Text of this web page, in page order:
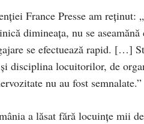
France Presse am reţinut:
dimineaţa, nu se
se efectuează rapid. […]
disciplina locuitorilor, de
nu au fost semnalate.”
a lăsat fără locuinţe mii